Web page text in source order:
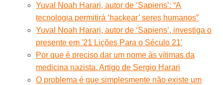
Yuval Noah Harari, autor de ‘Sapiens’: “A
tecnologia permitirá ‘hackear’ seres humanos”
Yuval Noah Harari, autor de ‘Sapiens’, investiga o
presente em '21 Lições Para o Século 21'
Por que é preciso dar um nome às vítimas da
medicina nazista. Artigo de Sergio Harari
O problema é que simplesmente não existe um